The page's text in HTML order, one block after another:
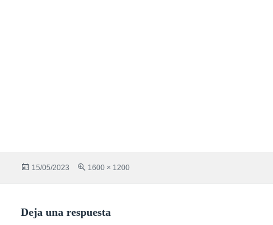
Publicado
15/05/2023
Tamaño
1600 × 1200
Deja una respuesta